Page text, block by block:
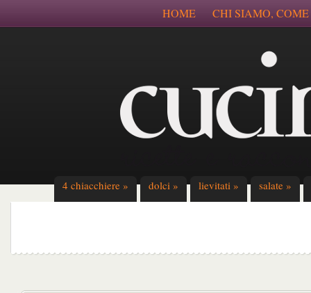
HOME CHI SIAMO,
4 chiacchiere » dolci » lievitati » salate »